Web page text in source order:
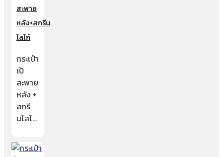
สะพาย
หลัง+สกรีน
โลโก้
กระเป๋า
เป้
สะพาย
หลัง +
สกรี
นโลโ…